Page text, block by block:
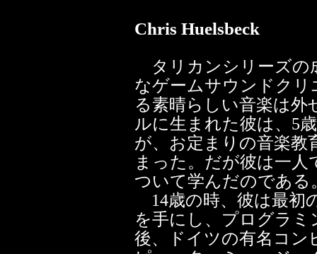
Chris Huelsbeck
タリカンシリーズの
なゲームサウンドクリ
る素晴らしい音楽は外
ルに生まれた彼は、5
が、お定まりの音楽教
まった。だが彼は一
ついて学んだのである
14歳の時、彼は最初
を手にし、プログラ
後、ドイツの有名コン